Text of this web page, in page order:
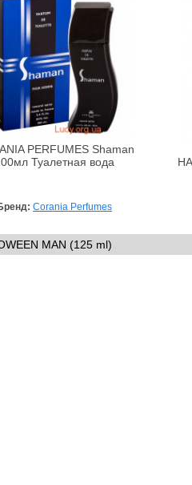
PERFUMES Shaman
Туалетная вода
Corania Perfumes
MAN (125 ml)